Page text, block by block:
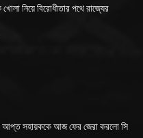
নিয়ে বিরোধীতার পথে রাজ্যের
আপ্ত সহায়ককে আজ ফের জেরা করলো সি